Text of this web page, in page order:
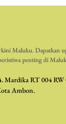
Maluku. Dapatkan
penting di
Mardika RT 004
Ambon.